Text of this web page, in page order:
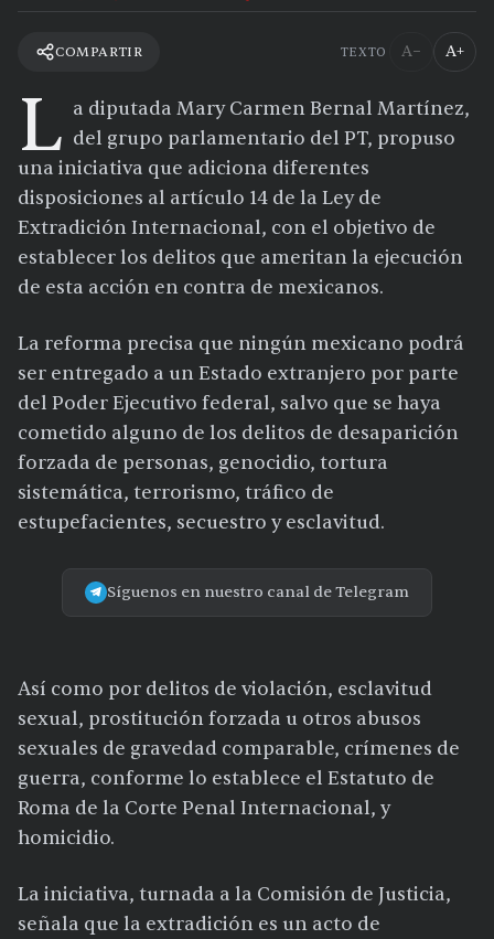
COMPARTIR TEXTO A− A+
L a diputada Mary Carmen Bernal Martínez,
del grupo parlamentario del PT, propuso
una iniciativa que adiciona diferentes
disposiciones al artículo 14 de la Ley de
Extradición Internacional, con el objetivo de
establecer los delitos que ameritan la ejecución
de esta acción en contra de mexicanos.
La reforma precisa que ningún mexicano podrá
ser entregado a un Estado extranjero por parte
del Poder Ejecutivo federal, salvo que se haya
cometido alguno de los delitos de desaparición
forzada de personas, genocidio, tortura
sistemática, terrorismo, tráfico de
estupefacientes, secuestro y esclavitud.
Síguenos en nuestro canal de Telegram
Así como por delitos de violación, esclavitud
sexual, prostitución forzada u otros abusos
sexuales de gravedad comparable, crímenes de
guerra, conforme lo establece el Estatuto de
Roma de la Corte Penal Internacional, y
homicidio.
La iniciativa, turnada a la Comisión de Justicia,
señala que la extradición es un acto de